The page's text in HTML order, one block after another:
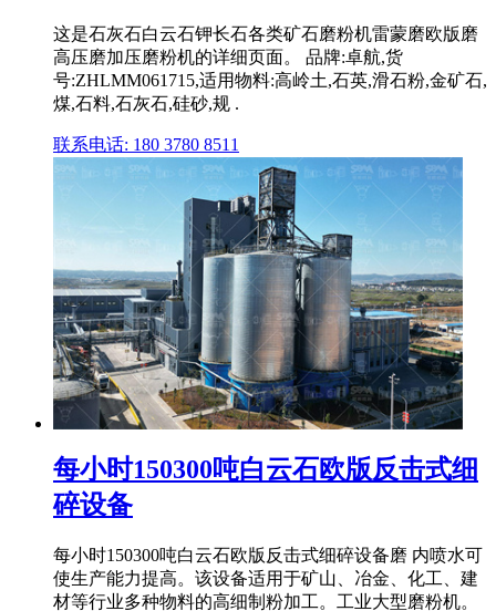
这是石灰石白云石钾长石各类矿石磨粉机雷蒙磨欧版磨
高压磨加压磨粉机的详细页面。 品牌:卓航,货
号:ZHLMM061715,适用物料:高岭土,石英,滑石粉,金矿石,
煤,石料,石灰石,硅砂,规 .
联系电话: 180 3780 8511
每小时150300吨白云石欧版反击式细
碎设备
每小时150300吨白云石欧版反击式细碎设备磨 内喷水可
使生产能力提高。该设备适用于矿山、冶金、化工、建
材等行业多种物料的高细制粉加工。工业大型磨粉机。